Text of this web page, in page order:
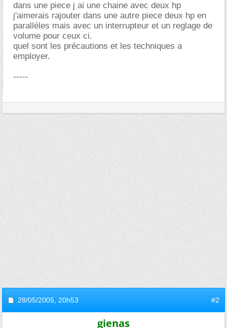
dans une piece j ai une chaine avec deux hp
j'aimerais rajouter dans une autre piece deux hp en
paralléles mais avec un interrupteur et un reglage de
volume pour ceux ci.
quel sont les précautions et les techniques a
employer.
-----
28/05/2005, 20h53 #2
gienas